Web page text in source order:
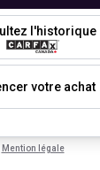
l'historique
votre achat
Mention légale